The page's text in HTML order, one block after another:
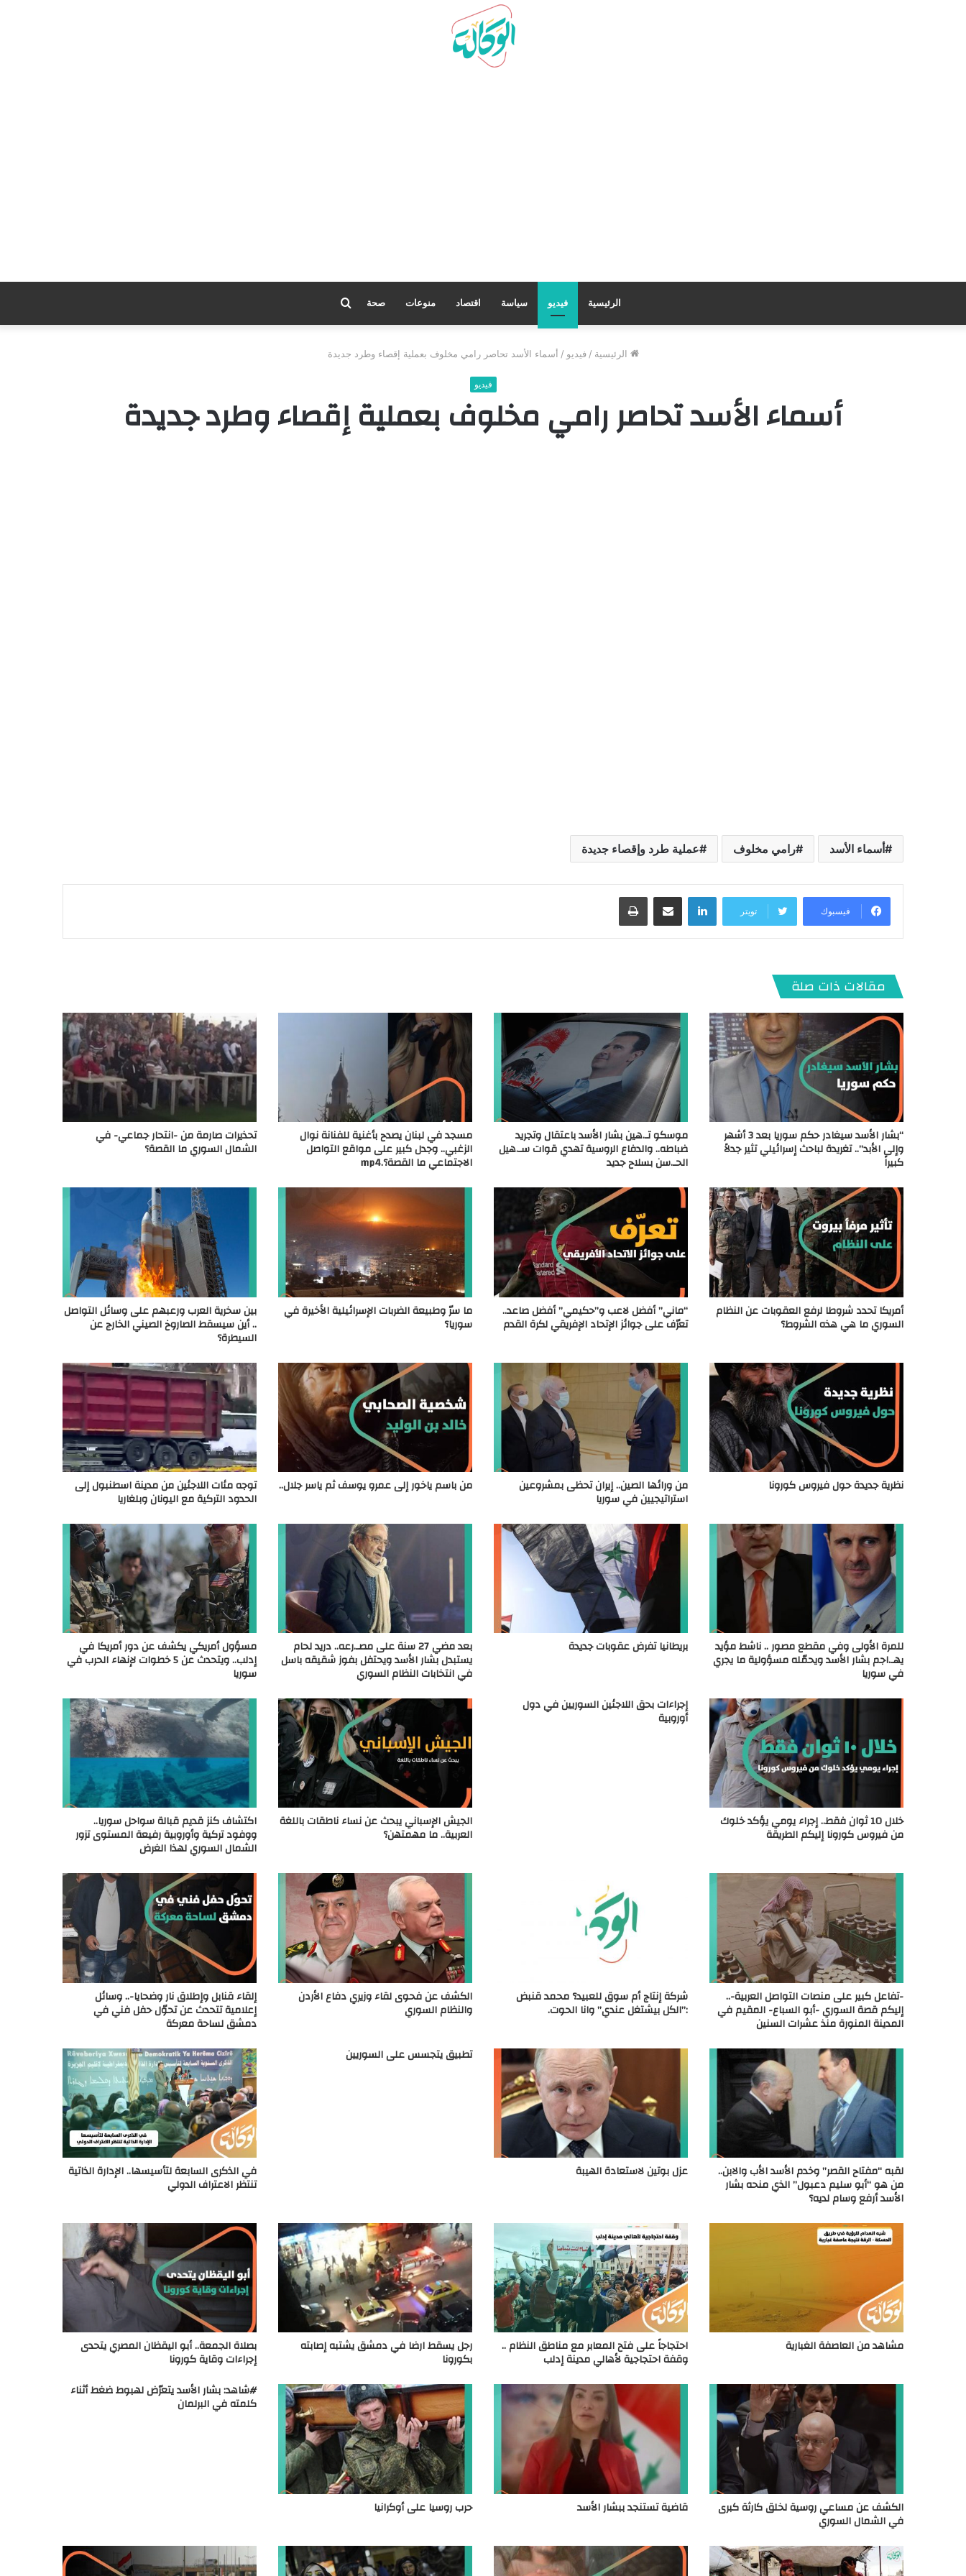
الرئيسية فيديو سياسة اقتصاد منوعات صحة
الرئيسية / فيديو / أسماء الأسد تحاصر رامي مخلوف بعملية إقصاء وطرد جديدة
فيديو
أسماء الأسد تحاصر رامي مخلوف بعملية إقصاء وطرد جديدة
أسماء الأسد رامي مخلوف عملية طرد وإقصاء جديدة
فيسبوك تويتر
لينكدإن
مقالات ذات صلة
“بشار الأسد سيغادر حكم سوريا بعد 3 أشهر
وإلى الأبد”.. تغريدة لباحث إسرائيلي تثير جدلاً
كبيراً
موسكو تـ.هين بشار الأسد باعتقال وتجريد
ضباطه.. والدفاع الروسية تهدي قوات سـ.هيل
الحـ.سن بسلاح جديد
مسجد في لبنان يصدح بأغنية للفنانة نوال
الزغبي.. وجدل كبير على مواقع التواصل
الاجتماعي ما القصة؟.mp4
تحذيرات صارمة من -انتحار جماعي- في
الشمال السوري ما القصة؟
أمريكا تحدد شروطا لرفع العقوبات عن النظام
السوري ما هي هذه الشروط؟
“ماني” أفضل لاعب و”حكيمي” أفضل صاعد..
تعرّف على جوائز الإتحاد الإفريقي لكرة القدم
ما سرّ وطبيعة الضربات الإسرائيلية الأخيرة في
سوريا؟
بين سخرية العرب ورعبهم على وسائل التواصل
.. أين سيسقط الصاروخ الصيني الخارج عن
السيطرة؟
نظرية جديدة حول فيروس كورونا من ورائها الصين.. إيران تحظى بمشروعين
استراتيجيين في سوريا
من باسم ياخور إلى عمرو يوسف ثم ياسر جلال.. توجه مئات اللاجئين من مدينة اسطنبول إلى
الحدود التركية مع اليونان وبلغاريا
للمرة الأولى وفي مقطع مصور .. ناشط مؤيد
يهـ.اجم بشار الأسد ويحمّله مسؤولية ما يجري
في سوريا
بريطانيا تفرض عقوبات جديدة بعد مضي 27 سنة على مصـ.رعه.. دريد لحام
يستبدل بشار الأسد ويحتفل بفوز شقيقه باسل
في انتخابات النظام السوري
مسؤول أمريكي يكشف عن دور أمريكا في
إدلب.. ويتحدث عن 5 خطوات لإنهاء الحرب في
سوريا
خلال 10 ثوان فقط.. إجراء يومي يؤكد خلوك
من فيروس كورونا إليكم الطريقة
إجراءات بحق اللاجئين السوريين في دول
أوروبية
الجيش الإسباني يبحث عن نساء ناطقات باللغة
العربية.. ما مهمتهن؟
اكتشاف كنز قديم قبالة سواحل سوريا..
ووفود تركية وأوروبية رفيعة المستوى تزور
الشمال السوري لهذا الغرض
-تفاعل كبير على منصات التواصل العربية-..
إليكم قصة السوري -أبو السباع- المقيم في
المدينة المنورة منذ عشرات السنين
شركة إنتاج أم سوق للعبيد؟ محمد قنبض
:”الكل بيشتغل عندي” وانا الحوت.
الكشف عن فحوى لقاء وزيري دفاع الأردن
والنظام السوري
إلقاء قنابل وإطلاق نار وضحايا-.. وسائل
إعلامية تتحدث عن تحوّل حفل فني في
دمشق لساحة معركة
لقبه “مفتاح القصر” وخدم الأسد الأب والابن..
من هو “أبو سليم دعبول” الذي منحه بشار
الأسد أرفع وسام لديه؟
عزل بوتين لاستعادة الهيبة
تطبيق يتجسس على السوريين
في الذكرى السابعة لتأسيسها.. الإدارة الذاتية
تنتظر الاعتراف الدولي
مشاهد من العاصفة الغبارية احتجاجاً على فتح المعابر مع مناطق النظام ..
وقفة احتجاجية لأهالي مدينة إدلب
رجل يسقط ارضا في دمشق يشتبه إصابته
بكورونا
بصلاة الجمعة.. أبو اليقظان المصري يتحدى
إجراءات وقاية كورونا
الكشف عن مساعي روسية لخلق كارثة كبرى
في الشمال السوري
قاضية تستنجد ببشار الأسد حرب روسيا على أوكرانيا
#شاهد: بشار الأسد يتعرّض لهبوط ضغط أثناء
كلمته في البرلمان